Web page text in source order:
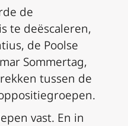
de
te deëscaleren,
de Poolse
Sommertag,
tussen de
vast. En in